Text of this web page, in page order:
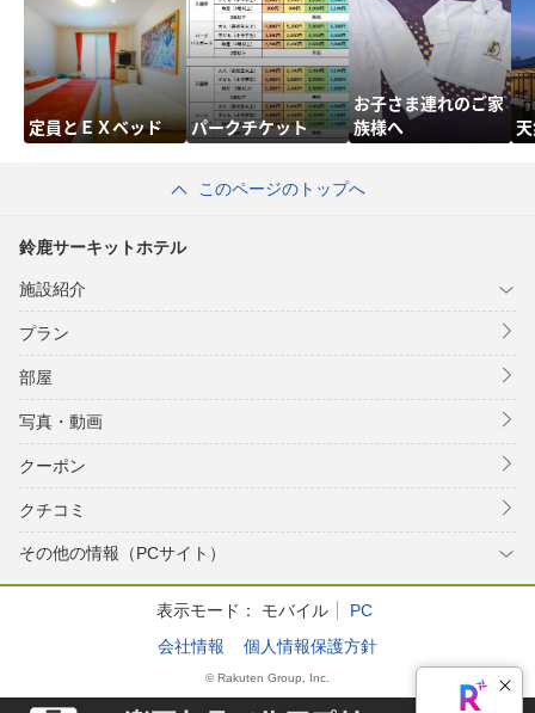
定員とＥＸベッド パークチケット
お子さま連れのご家
族様へ
このページのトップへ
鈴鹿サーキットホテル
施設紹介
プラン
部屋
写真・動画
クーポン
クチコミ
その他の情報（PCサイト）
表示モード： モバイル
PC
会社情報
個人情報保護方針
© Rakuten Group, Inc.